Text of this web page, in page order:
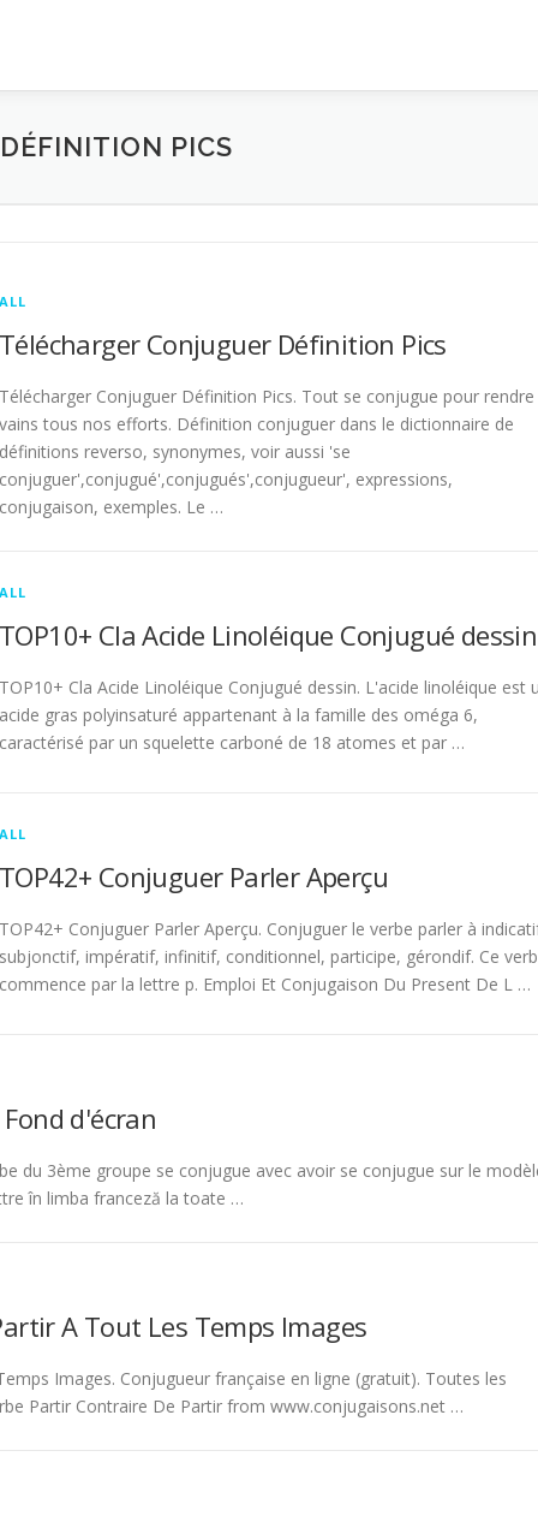
PICS
ALL
Télécharger Conjuguer Définition Pics
Télécharger Conjuguer Définition Pics. Tout se conjugue pour rendre
vains tous nos efforts. Définition conjuguer dans le dictionnaire de
définitions reverso, synonymes, voir aussi 'se
conjuguer',conjugué',conjugués',conjugueur', expressions,
conjugaison, exemples. Le …
ALL
TOP10+ Cla Acide Linoléique Conjugué dessin
TOP10+ Cla Acide Linoléique Conjugué dessin. L'acide linoléique est
acide gras polyinsaturé appartenant à la famille des oméga 6,
caractérisé par un squelette carboné de 18 atomes et par …
ALL
TOP42+ Conjuguer Parler Aperçu
TOP42+ Conjuguer Parler Aperçu. Conjuguer le verbe parler à
subjonctif, impératif, infinitif, conditionnel, participe, gérondif. Ce
commence par la lettre p. Emploi Et Conjugaison Du Present De L …
d'écran
du 3ème groupe se conjugue avec avoir se conjugue sur le
în limba franceză la toate …
A Tout Les Temps Images
Images. Conjugueur française en ligne (gratuit). Toutes les
Partir Contraire De Partir from www.conjugaisons.net …